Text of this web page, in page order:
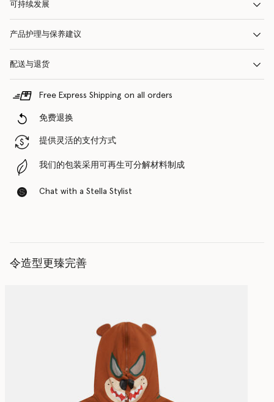
可持续发展
产品护理与保养建议
配送与退货
Free Express Shipping on all orders
免费退换
提供灵活的支付方式
我们的包装采用可再生可分解材料制成
Chat with a Stella Stylist
令造型更臻完善